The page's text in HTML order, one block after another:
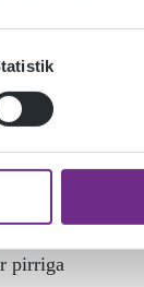
sina
pirriga